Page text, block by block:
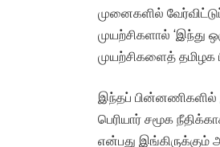
முனைகளில்
முயற்சிகளால் ‘இந்து
முயற்சிகளைத் தமிழக
இந்தப் பின்னணிகளில்
பெரியார் சமூக
என்பது இங்கிருக்கும்